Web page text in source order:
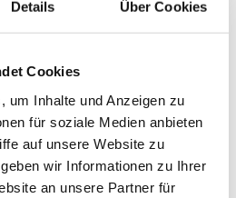
Details Über Cookies
Cookies
um Inhalte und Anzeigen zu
für soziale Medien anbieten
auf unsere Website zu
wir Informationen zu Ihrer
an unsere Partner für